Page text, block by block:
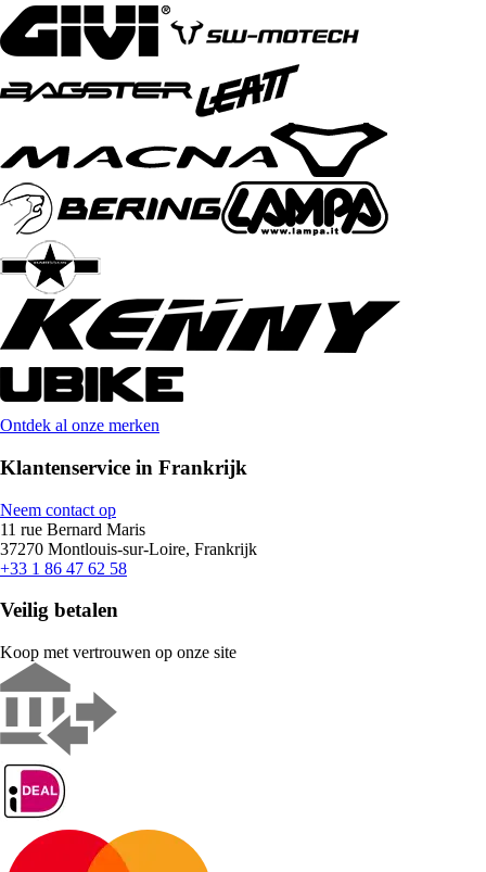
Ontdek al onze merken
Klantenservice in Frankrijk
Neem contact op
11 rue Bernard Maris
37270 Montlouis-sur-Loire, Frankrijk
+33 1 86 47 62 58
Veilig betalen
Koop met vertrouwen op onze site